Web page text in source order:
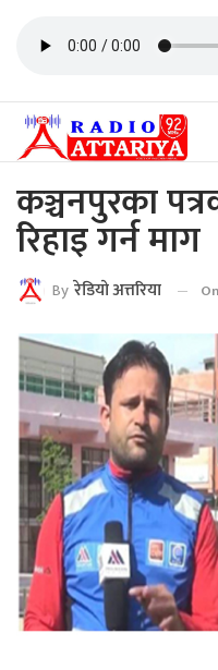
कञ्चनपुरका
रिहाइ गर्न माग
By रेडियाे अत्तरिया On